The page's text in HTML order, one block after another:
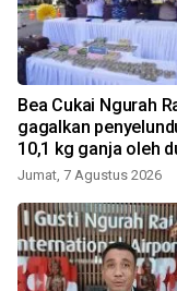
Bea Cukai Ngurah
gagalkan
10,1 kg ganja oleh
Jumat, 7 Agustus 2026